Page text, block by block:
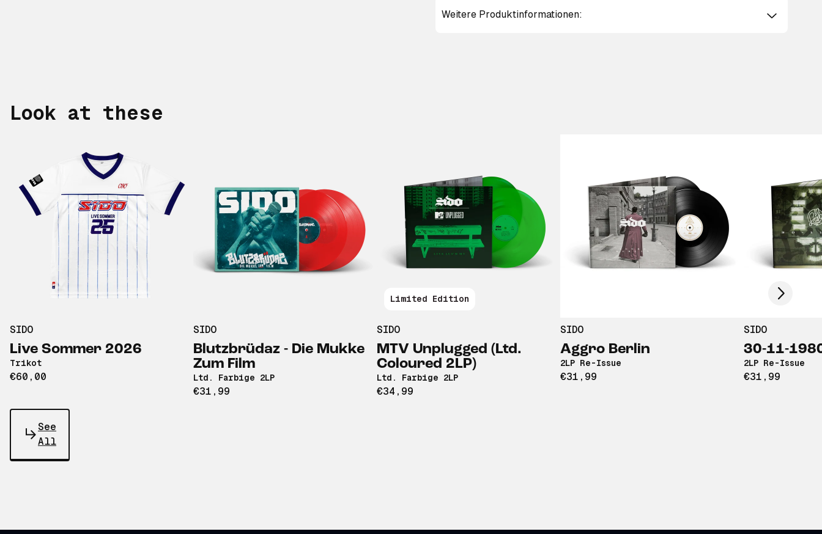
Weitere Produktinformationen:
Look at these
SIDO
Live Sommer 2026
Trikot
€60,00
SIDO
Blutzbrüdaz - Die Mukke
Zum Film
Ltd. Farbige 2LP
€31,99
Limited Edition
SIDO
MTV Unplugged (Ltd.
Coloured 2LP)
Ltd. Farbige 2LP
€34,99
SIDO
Aggro Berlin
2LP Re-Issue
€31,99
SIDO
30-11-
2LP Re-Issue
€31,99
Scroll right
See
All